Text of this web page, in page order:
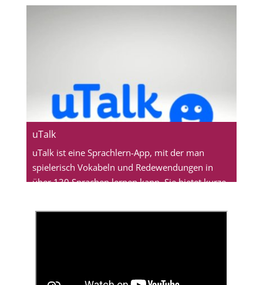
Fächern wie Mathe, Physik, Chemie, Informatik
uTalk
uTalk ist eine Sprachlern-App, mit der man
spielerisch Vokabeln und Redewendungen in
über 130 Sprachen lernen kann. Sie bietet kurze,
Anfänger als auch für Fortgeschrittene.